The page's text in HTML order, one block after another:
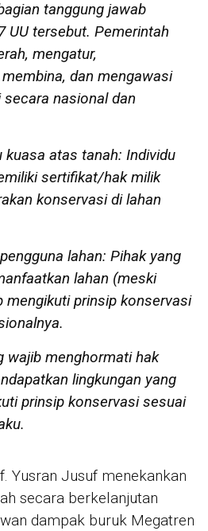
tanggung jawab
UU tersebut. Pemerintah
mengatur,
dan mengawasi
nasional dan
kuasa atas tanah: Individu
sertifikat/hak milik
konservasi di lahan
lahan: Pihak yang
lahan (meski
mengikuti prinsip konservasi
wajib menghormati hak
lingkungan yang
prinsip konservasi sesuai
Yusran Jusuf menekankan
secara berkelanjutan
dampak buruk Megatren